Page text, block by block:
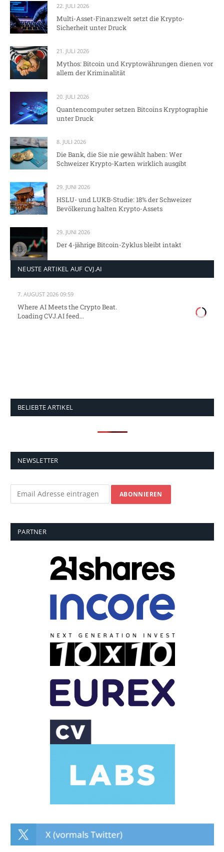
22. JULI 2026
Multi-Asset-Finanzwelt setzt die Krypto-
Sicherheit unter Druck
21. JULI 2026
Mythos: Bitcoin und Kryptowährungen dienen vor
allem der Kriminalität
20. JULI 2026
Quantencomputer setzen Bitcoins Kryptographie
unter Druck
8. JULI 2026
Die Bank, die Sie nie gewählt haben: Wer
Schweizer Krypto-Karten wirklich ausgibt
29. JUNI 2026
HSLU- und LUKB-Studie: 18% der Schweizer
Bevölkerung halten Krypto-Assets
29. JUNI 2026
Der 4-jährige Bitcoin-Zyklus bleibt intakt
NEUSTE ARTIKEL AUF CVJ.AI
7. AUGUST 2026 09:59
Where AI Meets the Crypto Beat.
Loading CVJ.AI feed...
BELIEBTE ARTIKEL
NEWSLETTER
PARTNER